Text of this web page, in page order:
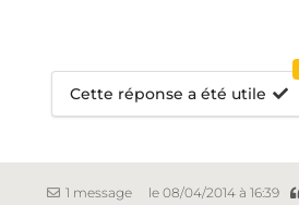
Cette réponse a été utile
1 message le 08/04/2014 à 16:39